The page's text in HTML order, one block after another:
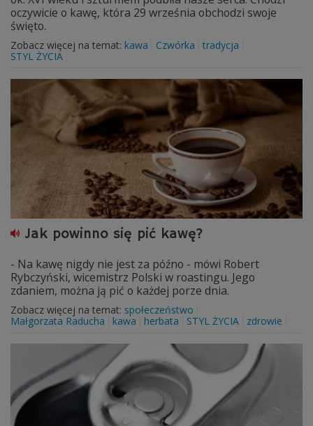
oczywicie o kawę, która 29 września obchodzi swoje
święto.
Zobacz więcej na temat: kawa Czwórka
tradycja
STYL ŻYCIA
Jak powinno się pić kawę?
- Na kawę nigdy nie jest za późno - mówi Robert
Rybczyński, wicemistrz Polski w roastingu. Jego
zdaniem, można ją pić o każdej porze dnia.
Zobacz więcej na temat: społeczeństwo
Małgorzata Raducha
kawa herbata STYL ŻYCIA zdrowie